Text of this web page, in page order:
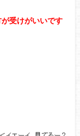
受けがいいです